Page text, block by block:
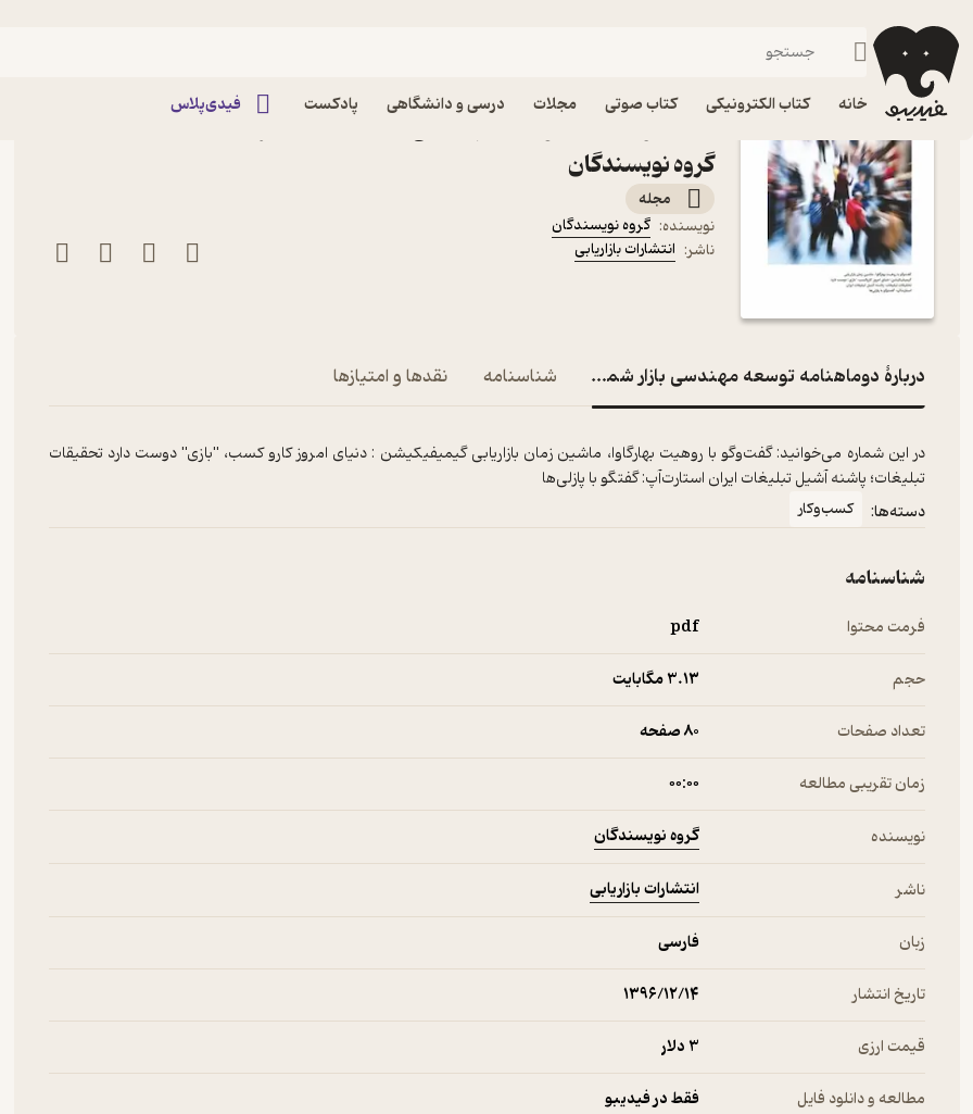
خانه کتاب الکترونیکی کتاب صوتی مجلات درسی و دانشگاهی پادکست فیدی‌پلاس
فیدیبو مجله و نشریه
گروه نویسندگان
مجله
نویسنده: گروه نویسندگان
ناشر: انتشارات بازاریابی
دربارۀ دوماهنامه توسعه مهندسی بازار شماره 59 شناسنامه نقدها و امتیازها
در این شماره می‌خوانید: گفت‌و‌گو با روهیت بهارگاوا، ماشین زمان بازاریابی گیمیفیکیشن : دنیای امروز کارو کسب، "بازی" دوست دارد تحقیقات
تبلیغات؛ پاشنه آشیل تبلیغات ایران استارت‌آپ: گفتگو با پازلی‌‌ها
دسته‌ها: کسب‌وکار
شناسنامه
فرمت محتوا pdf
حجم 3.۱۳ مگابایت
تعداد صفحات 80 صفحه
زمان تقریبی مطالعه ۰۰:۰۰
نویسنده گروه نویسندگان
ناشر انتشارات بازاریابی
زبان فارسی
تاریخ انتشار ۱۳۹۶/۱۲/۱۴
قیمت ارزی 3 دلار
مطالعه و دانلود فایل فقط در فیدیبو